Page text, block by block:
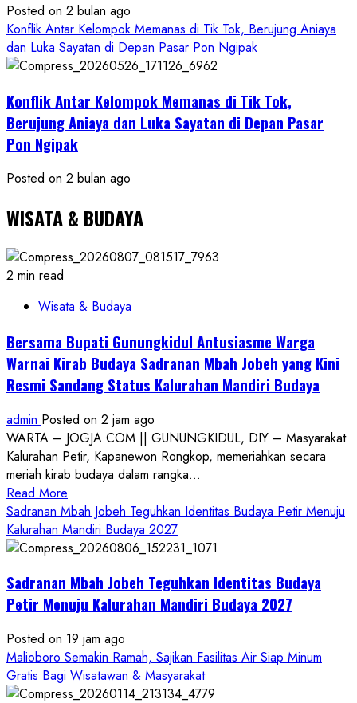
Posted on 2 bulan ago
Konflik Antar Kelompok Memanas di Tik Tok, Berujung Aniaya
dan Luka Sayatan di Depan Pasar Pon Ngipak
Konflik Antar Kelompok Memanas di Tik Tok,
Berujung Aniaya dan Luka Sayatan di Depan Pasar
Pon Ngipak
Posted on 2 bulan ago
WISATA & BUDAYA
2 min read
Wisata & Budaya
Bersama Bupati Gunungkidul Antusiasme Warga
Warnai Kirab Budaya Sadranan Mbah Jobeh yang Kini
Resmi Sandang Status Kalurahan Mandiri Budaya
admin Posted on 2 jam ago
WARTA – JOGJA.COM || GUNUNGKIDUL, DIY – Masyarakat
Kalurahan Petir, Kapanewon Rongkop, memeriahkan secara
meriah kirab budaya dalam rangka...
Read More
more
about
Bersama
Gunungkidul
Antusiasme
Warnai
Kirab
Budaya
Sadranan
Sadranan Mbah Jobeh Teguhkan Identitas Budaya Petir Menuju
Kalurahan Mandiri Budaya 2027
Sadranan Mbah Jobeh Teguhkan Identitas Budaya
Petir Menuju Kalurahan Mandiri Budaya 2027
Posted on 19 jam ago
Malioboro Semakin Ramah, Sajikan Fasilitas Air Siap Minum
Gratis Bagi Wisatawan & Masyarakat